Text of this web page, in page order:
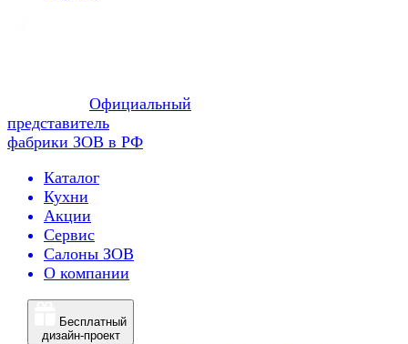
Официальный
представитель
фабрики ЗОВ в РФ
Каталог
Кухни
Акции
Сервис
Салоны ЗОВ
О компании
Бесплатный
дизайн-проект